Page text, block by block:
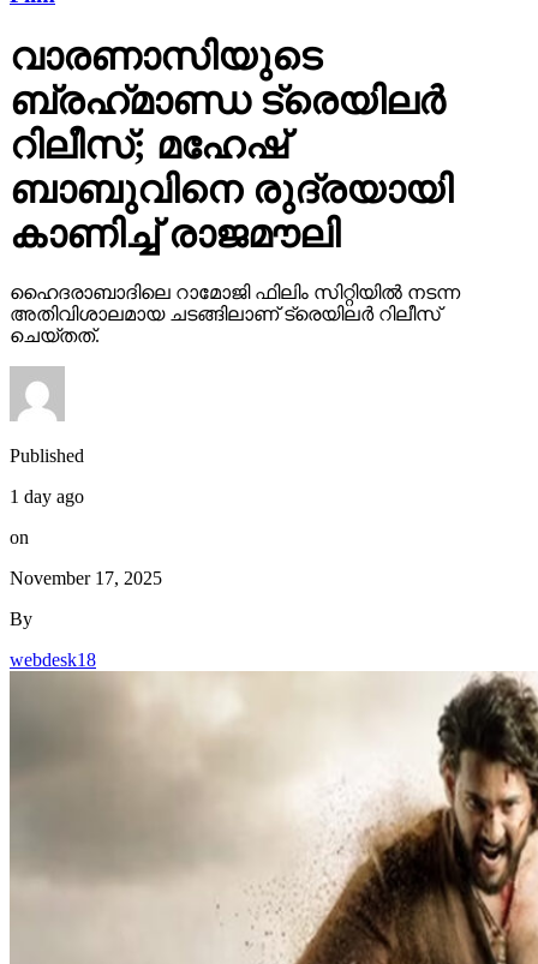
ബാബുവിനെ രുദ്രയായി
കാണിച്ച് രാജമൗലി
ഹൈദരാബാദിലെ റാമോജി ഫിലിം സിറ്റിയില്‍ നടന്ന
അതിവിശാലമായ ചടങ്ങിലാണ് ട്രെയിലര്‍ റിലീസ്
Published
1 day ago
on
November 17, 2025
By
webdesk18